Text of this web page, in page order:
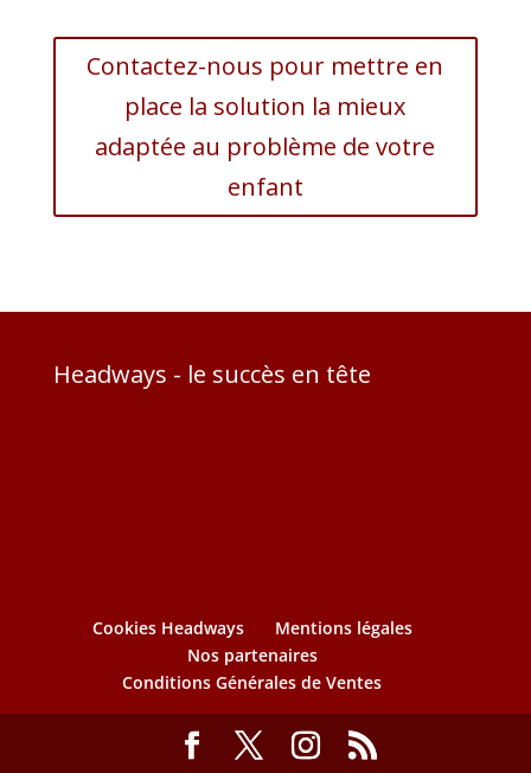
Contactez-nous pour mettre en
place la solution la mieux
adaptée au problème de votre
enfant
Headways - le succès en tête
Cookies Headways
Mentions légales
Nos partenaires
Conditions Générales de Ventes